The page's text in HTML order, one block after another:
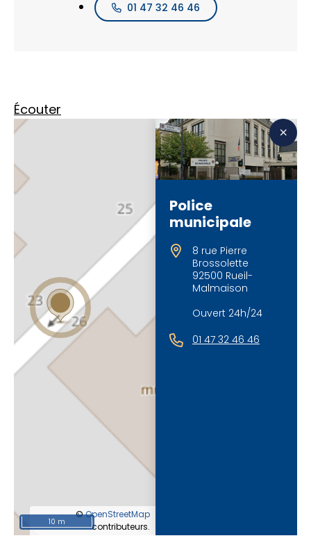
01 47 32 46 46
Écouter
©OpenStreetMap
contributeurs.
10 m
Police
municipale
8 rue Pierre
Brossolette
92500 Rueil-
Malmaison
Ouvert 24h/24
01 47 32 46 46